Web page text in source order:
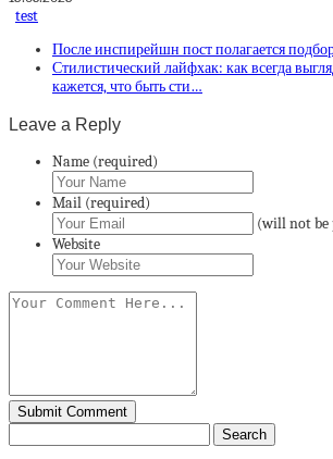
test
После инспирейшн пост полагается
Стилистический лайфхак: как всегда
кажется, что быть сти…
Leave a Reply
Name (required)
Mail (required)
(will not be
Website